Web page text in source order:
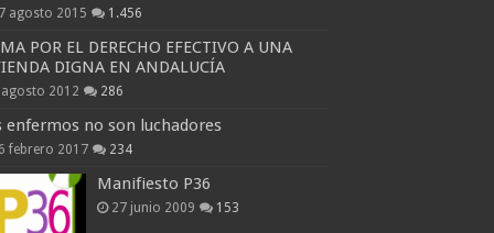
agosto 2015 1.456
POR EL DERECHO EFECTIVO A UNA
DIGNA EN ANDALUCÍA
2012 286
enfermos no son luchadores
febrero 2017 234
Manifiesto P36
27 junio 2009 153